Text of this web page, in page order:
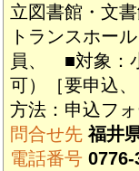
立図書館・文
トランスホー
員、 ■対象：
可）［要申込
方法：申込フォ
問合せ先福井
電話番号 0776-